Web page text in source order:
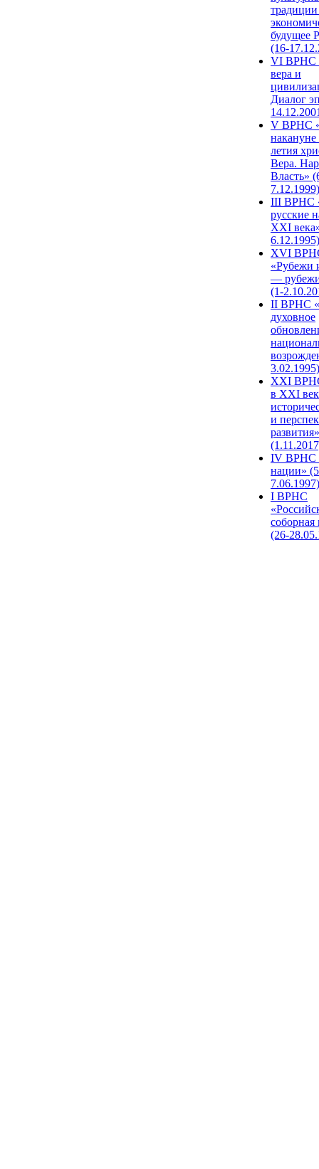
будущее
(16-
VI ВРНС
вера и
Диалог
V ВРНС
накануне
летия
Вера.
Власть»
7.12.1999)
III ВРНС
русские
XXI
6.12.1995)
XVI
«Рубежи
—
(1-
II ВРНС
духовное
3.02.1995)
XХI
в XXI
и
развития»
IV ВРНС
нации»
7.06.1997)
I ВРНС
(26-